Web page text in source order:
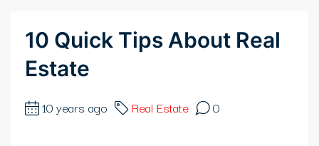
10 Quick Tips About Real
Estate
10 years ago Real Estate 0